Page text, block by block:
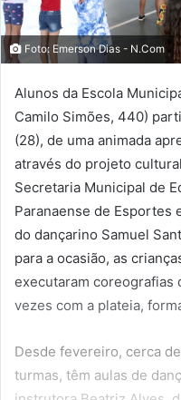
Foto: Emerson Dias - N.Com
Alunos da Escola
Camilo Simões, 440)
(28), de uma animada
através do projeto
Secretaria Municipal de
Paranaense de Esportes
do dançarino Samuel
para a ocasião, as
executaram
vezes com a plateia,
Desde fevereiro, cerca
turmas, têm aulas de